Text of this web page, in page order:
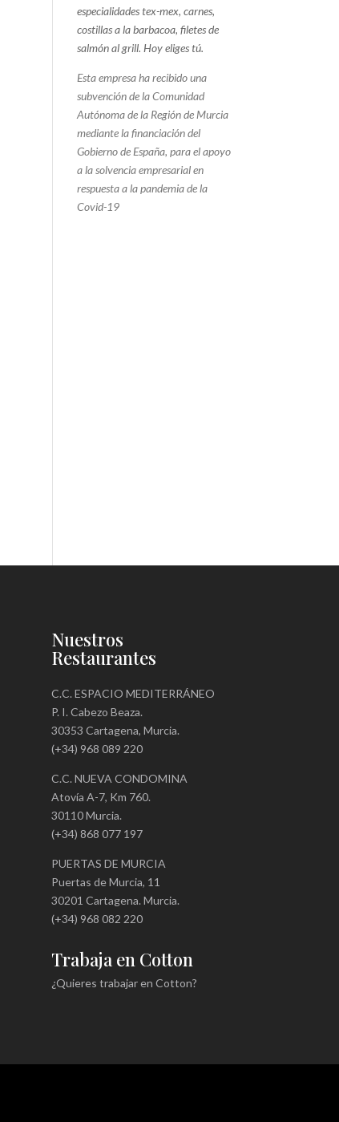
especialidades tex-mex, carnes,
costillas a la barbacoa, filetes de
salmón al grill. Hoy eliges tú.
Esta empresa ha recibido una
subvención de la Comunidad
Autónoma de la Región de Murcia
mediante la financiación del
Gobierno de España, para el apoyo
a la solvencia empresarial en
respuesta a la pandemia de la
Covid-19
Nuestros
Restaurantes
C.C. ESPACIO MEDITERRÁNEO
P. I. Cabezo Beaza.
30353 Cartagena, Murcia.
(+34) 968 089 220
C.C. NUEVA CONDOMINA
Atovía A-7, Km 760.
30110 Murcia.
(+34) 868 077 197
PUERTAS DE MURCIA
Puertas de Murcia, 11
30201 Cartagena. Murcia.
(+34) 968 082 220
Trabaja en Cotton
¿Quieres trabajar en Cotton?